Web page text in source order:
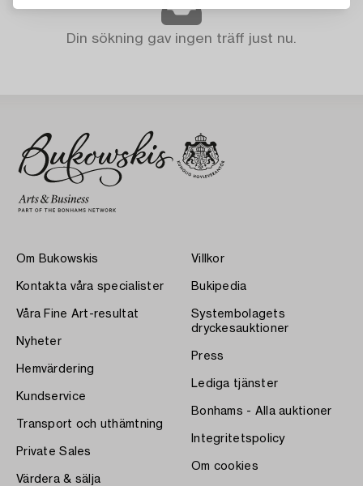
Din sökning gav ingen träff just nu.
Om Bukowskis
Kontakta våra specialister
Våra Fine Art-resultat
Nyheter
Hemvärdering
Kundservice
Transport och uthämtning
Private Sales
Värdera & sälja
Villkor
Bukipedia
Systembolagets
dryckesauktioner
Press
Lediga tjänster
Bonhams - Alla auktioner
Integritetspolicy
Om cookies